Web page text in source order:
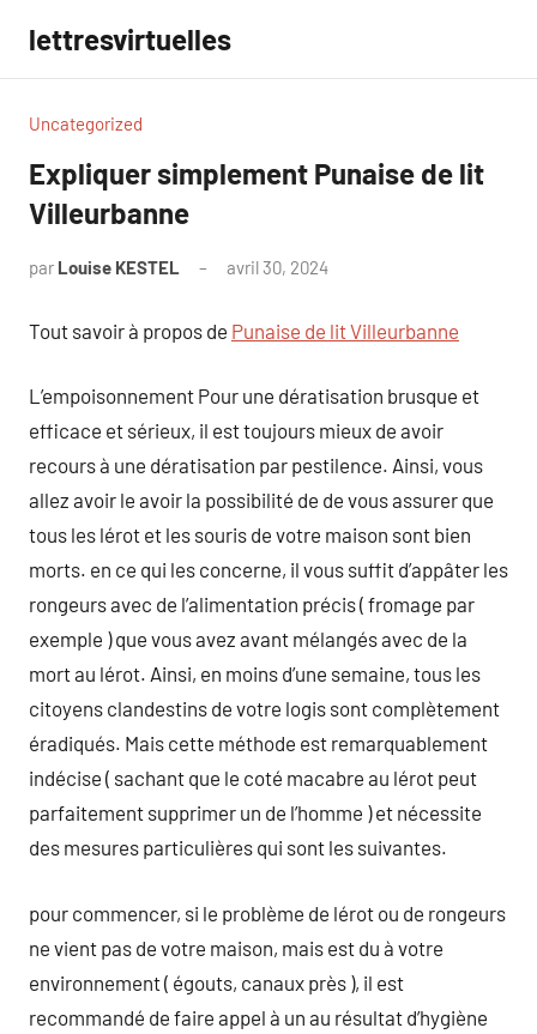
contenu
lettresvirtuelles
Uncategorized
Expliquer simplement Punaise de lit
Villeurbanne
par Louise KESTEL avril 30, 2024
Tout savoir à propos de Punaise de lit Villeurbanne
L’empoisonnement Pour une dératisation brusque et
efficace et sérieux, il est toujours mieux de avoir
recours à une dératisation par pestilence. Ainsi, vous
allez avoir le avoir la possibilité de de vous assurer que
tous les lérot et les souris de votre maison sont bien
morts. en ce qui les concerne, il vous suffit d’appâter les
rongeurs avec de l’alimentation précis ( fromage par
exemple ) que vous avez avant mélangés avec de la
mort au lérot. Ainsi, en moins d’une semaine, tous les
citoyens clandestins de votre logis sont complètement
éradiqués. Mais cette méthode est remarquablement
indécise ( sachant que le coté macabre au lérot peut
parfaitement supprimer un de l’homme ) et nécessite
des mesures particulières qui sont les suivantes.
pour commencer, si le problème de lérot ou de rongeurs
ne vient pas de votre maison, mais est du à votre
environnement ( égouts, canaux près ), il est
recommandé de faire appel à un au résultat d’hygiène